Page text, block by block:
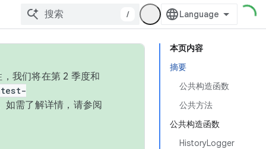
/
本页内容
摘要
公共构造函数
公共方法
公共构造函数
HistoryLogger
我们将在第 2 季度和
如需了解详情，请参阅